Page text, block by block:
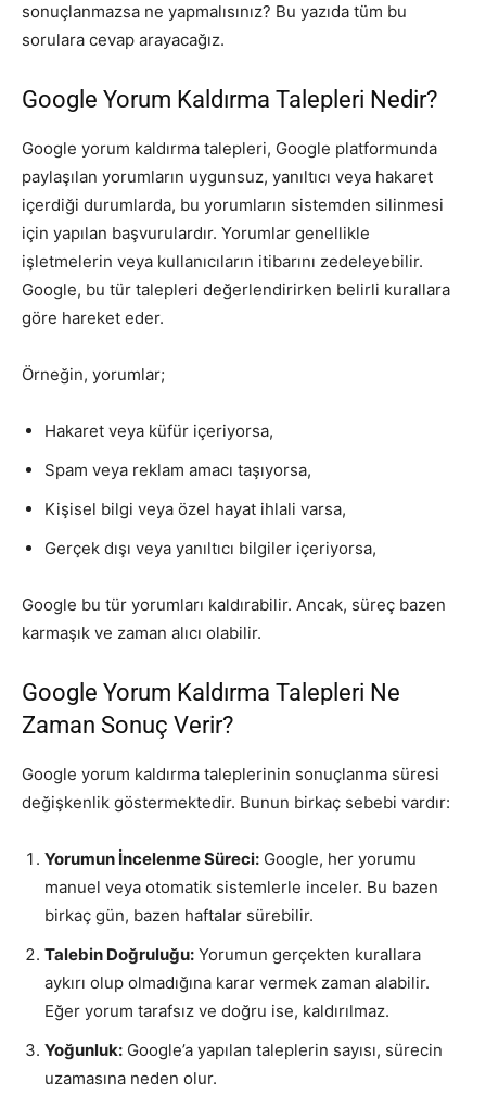
sonuçlanmazsa ne yapmalısınız? Bu yazıda tüm bu
sorulara cevap arayacağız.
Google Yorum Kaldırma Talepleri Nedir?
Google yorum kaldırma talepleri, Google platformunda
paylaşılan yorumların uygunsuz, yanıltıcı veya hakaret
içerdiği durumlarda, bu yorumların sistemden silinmesi
için yapılan başvurulardır. Yorumlar genellikle
işletmelerin veya kullanıcıların itibarını zedeleyebilir.
Google, bu tür talepleri değerlendirirken belirli kurallara
göre hareket eder.
Örneğin, yorumlar;
Hakaret veya küfür içeriyorsa,
Spam veya reklam amacı taşıyorsa,
Kişisel bilgi veya özel hayat ihlali varsa,
Gerçek dışı veya yanıltıcı bilgiler içeriyorsa,
Google bu tür yorumları kaldırabilir. Ancak, süreç bazen
karmaşık ve zaman alıcı olabilir.
Google Yorum Kaldırma Talepleri Ne
Zaman Sonuç Verir?
Google yorum kaldırma taleplerinin sonuçlanma süresi
değişkenlik göstermektedir. Bunun birkaç sebebi vardır:
Yorumun İncelenme Süreci: Google, her yorumu
manuel veya otomatik sistemlerle inceler. Bu bazen
birkaç gün, bazen haftalar sürebilir.
Talebin Doğruluğu: Yorumun gerçekten kurallara
aykırı olup olmadığına karar vermek zaman alabilir.
Eğer yorum tarafsız ve doğru ise, kaldırılmaz.
Yoğunluk: Google’a yapılan taleplerin sayısı, sürecin
uzamasına neden olur.